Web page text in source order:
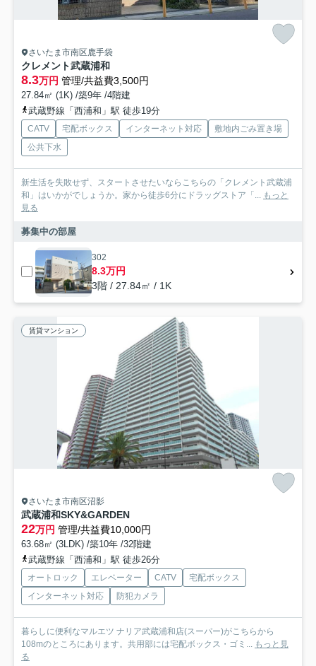
さいたま市南区鹿手袋
クレメント武蔵浦和
8.3万円 管理/共益費3,500円
27.84㎡ (1K) /築9年 /4階建
武蔵野線「西浦和」駅 徒歩19分
CATV 宅配ボックス インターネット対応
敷地内ごみ置き場
公共下水
新生活を失敗せず、スタートさせたいならこちらの「クレメント武蔵浦
和」はいかがでしょうか。家から徒歩6分にドラッグストア「...
もっと
見る
募集中の部屋
302
8.3万円
3階 / 27.84㎡ / 1K
賃貸マンション
さいたま市南区沼影
武蔵浦和SKY&GARDEN
22万円 管理/共益費10,000円
63.68㎡ (3LDK) /築10年 /32階建
武蔵野線「西浦和」駅 徒歩26分
オートロック エレベーター CATV
宅配ボックス
インターネット対応
防犯カメラ
暮らしに便利なマルエツ ナリア武蔵浦和店(スーパー)がこちらから
108mのところにあります。共用部には宅配ボックス・ゴミ...
もっと見
る